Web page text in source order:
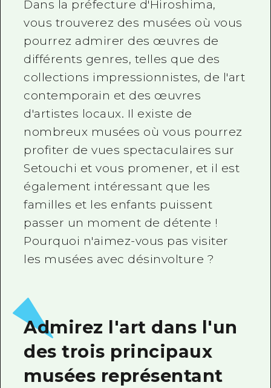
Guide bénévole
Vidéo d'Hiroshima
FAQ
Téléchargement de Photos
Informations sur le transport en
Brochure touristique
Dans la préfecture d'Hiroshima,
vous trouverez des musées où vous
pourrez admirer des œuvres de
différents genres, telles que des
collections impressionnistes, de l'art
contemporain et des œuvres
d'artistes locaux. Il existe de
nombreux musées où vous pourrez
profiter de vues spectaculaires sur
Setouchi et vous promener, et il est
également intéressant que les
familles et les enfants puissent
passer un moment de détente !
Pourquoi n'aimez-vous pas visiter
les musées avec désinvolture ?
Admirez l'art dans l'un
des trois principaux
musées représentant